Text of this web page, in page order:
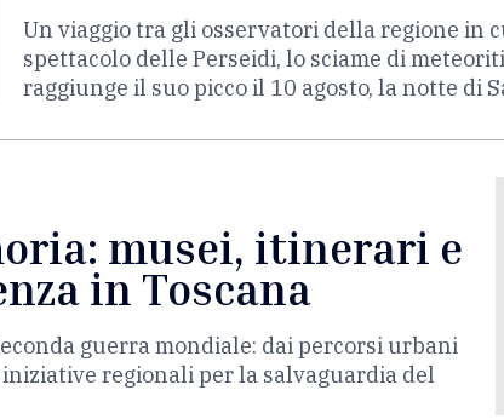
Un viaggio tra gli osservatori della regione in
spettacolo delle Perseidi, lo sciame di
raggiunge il suo picco il 10 agosto, la notte di
musei, itinerari e
in Toscana
guerra mondiale: dai percorsi urbani
regionali per la salvaguardia del